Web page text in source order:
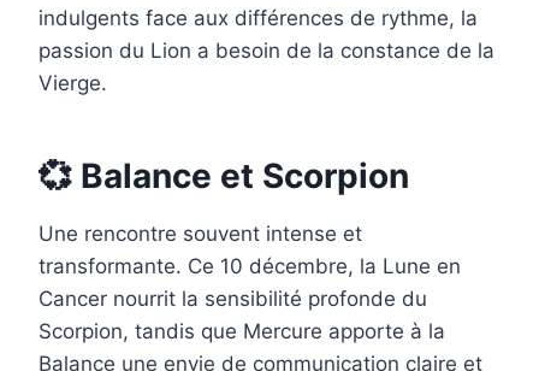
indulgents face aux différences de rythme, la
passion du Lion a besoin de la constance de la
Vierge.
💞 Balance et Scorpion
Une rencontre souvent intense et
transformante. Ce 10 décembre, la Lune en
Cancer nourrit la sensibilité profonde du
Scorpion, tandis que Mercure apporte à la
Balance une envie de communication claire et